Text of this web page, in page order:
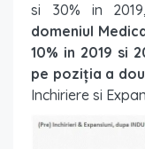
si 30% in
domeniul
10% in 2019 si
pe poziţia a
Inchiriere si